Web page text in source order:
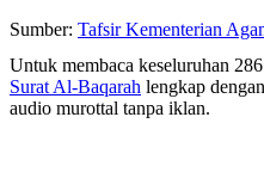
Sumber: Tafsir Kementerian
Untuk membaca keseluruhan
Surat Al-Baqarah lengkap
audio murottal tanpa iklan.